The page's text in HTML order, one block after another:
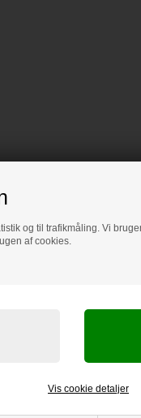
og til trafikmåling. Vi
af cookies.
Vis cookie detaljer